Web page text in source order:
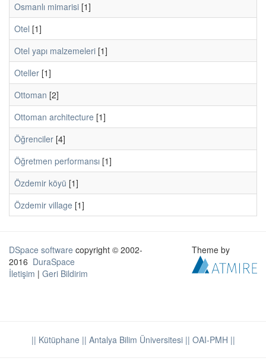
Osmanlı mimarisi [1]
Otel [1]
Otel yapı malzemeleri [1]
Oteller [1]
Ottoman [2]
Ottoman architecture [1]
Öğrenciler [4]
Öğretmen performansı [1]
Özdemir köyü [1]
Özdemir village [1]
DSpace software copyright © 2002-
2016 DuraSpace
İletişim | Geri Bildirim
Theme by
|| Kütüphane || Antalya Bilim Üniversitesi || OAI-PMH ||